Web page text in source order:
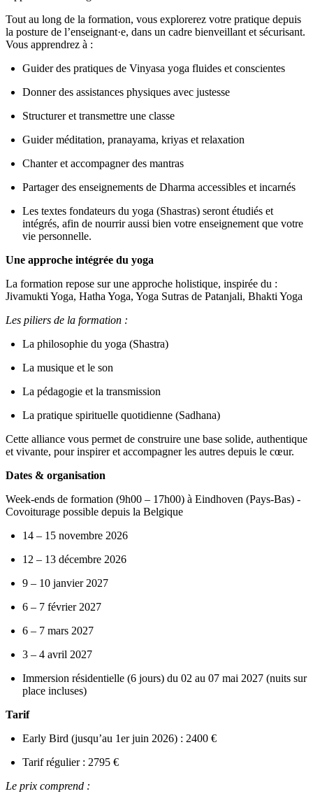
Tout au long de la formation, vous explorerez votre pratique depuis
la posture de l’enseignant·e, dans un cadre bienveillant et sécurisant.
Vous apprendrez à :
Guider des pratiques de Vinyasa yoga fluides et conscientes
Donner des assistances physiques avec justesse
Structurer et transmettre une classe
Guider méditation, pranayama, kriyas et relaxation
Chanter et accompagner des mantras
Partager des enseignements de Dharma accessibles et incarnés
Les textes fondateurs du yoga (Shastras) seront étudiés et
intégrés, afin de nourrir aussi bien votre enseignement que votre
vie personnelle.
Une approche intégrée du yoga
La formation repose sur une approche holistique, inspirée du :
Jivamukti Yoga, Hatha Yoga, Yoga Sutras de Patanjali, Bhakti Yoga
Les piliers de la formation :
La philosophie du yoga (Shastra)
La musique et le son
La pédagogie et la transmission
La pratique spirituelle quotidienne (Sadhana)
Cette alliance vous permet de construire une base solide, authentique
et vivante, pour inspirer et accompagner les autres depuis le cœur.
Dates & organisation
Week‑ends de formation (9h00 – 17h00) à Eindhoven (Pays-Bas) -
Covoiturage possible depuis la Belgique
14 – 15 novembre 2026
12 – 13 décembre 2026
9 – 10 janvier 2027
6 – 7 février 2027
6 – 7 mars 2027
3 – 4 avril 2027
Immersion résidentielle (6 jours) du 02 au 07 mai 2027 (nuits sur
place incluses)
Tarif
Early Bird (jusqu’au 1er juin 2026) : 2400 €
Tarif régulier : 2795 €
Le prix comprend :